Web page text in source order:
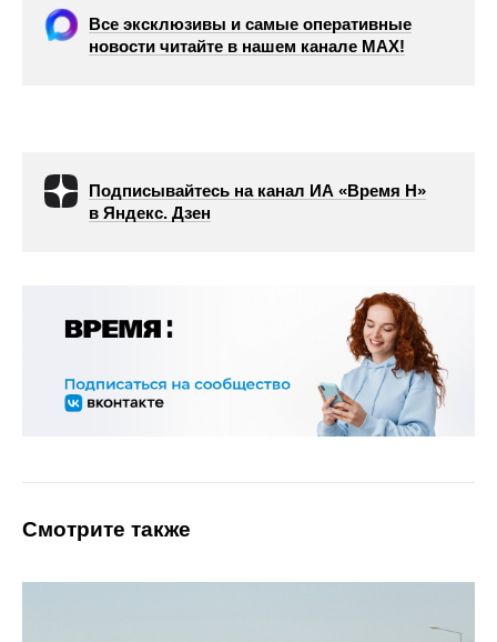
Все эксклюзивы и самые оперативные
новости читайте в нашем канале МАХ!
Подписывайтесь на канал ИА «Время Н»
в Яндекс. Дзен
Смотрите также